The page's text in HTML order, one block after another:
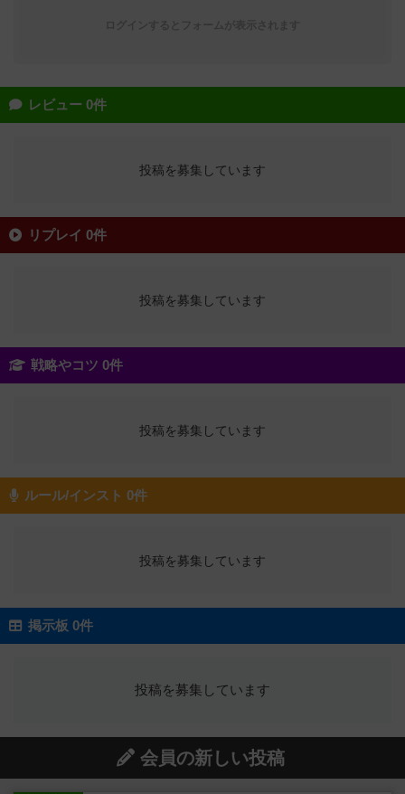
レビュー 0件
投稿を募集しています
リプレイ 0件
投稿を募集しています
戦略やコツ 0件
投稿を募集しています
ルール/インスト 0件
投稿を募集しています
掲示板 0件
投稿を募集しています
会員の新しい投稿